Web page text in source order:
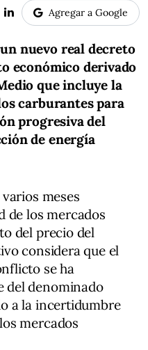
Agregar a Google
nuevo real decreto
económico derivado
que incluye la
carburantes para
progresiva del
de energía
meses
de los mercados
del precio del
considera que el
se ha
del denominado
a la incertidumbre
mercados